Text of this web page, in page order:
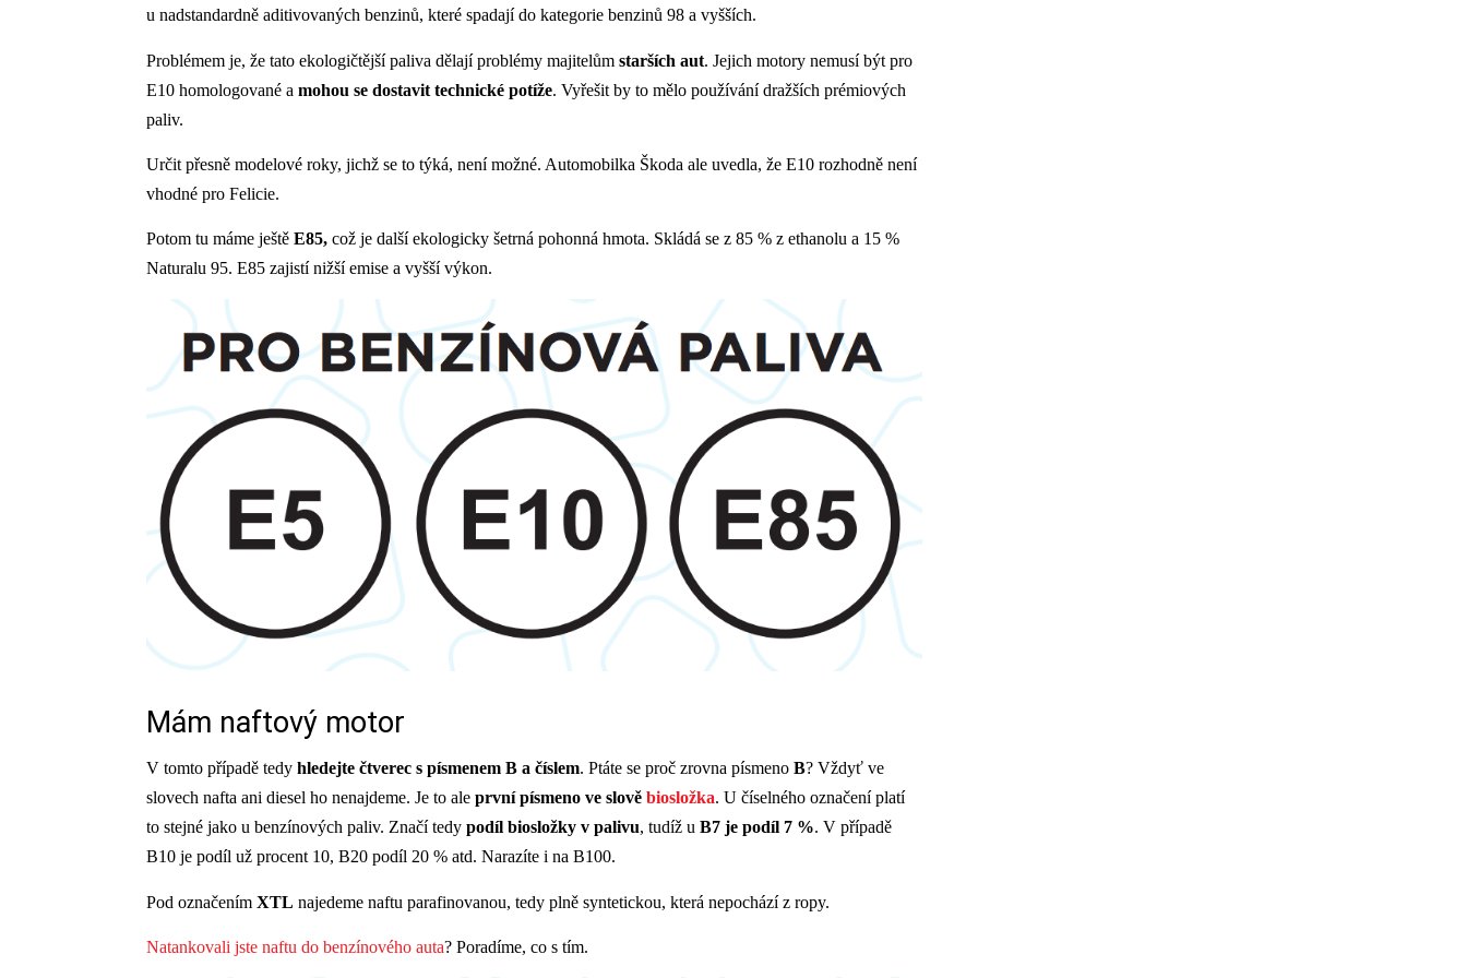
u nadstandardně aditivovaných benzinů, které spadají do kategorie benzinů 98 a vyšších.
Problémem je, že tato ekologičtější paliva dělají problémy majitelům starších aut. Jejich motory nemusí být pro
E10 homologované a mohou se dostavit technické potíže. Vyřešit by to mělo používání dražších prémiových
paliv.
Určit přesně modelové roky, jichž se to týká, není možné. Automobilka Škoda ale uvedla, že E10 rozhodně není
vhodné pro Felicie.
Potom tu máme ještě E85, což je další ekologicky šetrná pohonná hmota. Skládá se z 85 % z ethanolu a 15 %
Naturalu 95. E85 zajistí nižší emise a vyšší výkon.
Mám naftový motor
V tomto případě tedy hledejte čtverec s písmenem B a číslem. Ptáte se proč zrovna písmeno B? Vždyť ve
slovech nafta ani diesel ho nenajdeme. Je to ale první písmeno ve slově biosložka. U číselného označení platí
to stejné jako u benzínových paliv. Značí tedy podíl biosložky v palivu, tudíž u B7 je podíl 7 %. V případě
B10 je podíl už procent 10, B20 podíl 20 % atd. Narazíte i na B100.
Pod označením XTL najedeme naftu parafinovanou, tedy plně syntetickou, která nepochází z ropy.
Natankovali jste naftu do benzínového auta? Poradíme, co s tím.